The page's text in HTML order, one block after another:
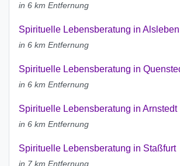
in 6 km Entfernung
Spirituelle Lebensberatung in
in 6 km Entfernung
Spirituelle Lebensberatung in
in 6 km Entfernung
Spirituelle Lebensberatung in Arnstedt
in 6 km Entfernung
Spirituelle Lebensberatung in Staßfurt
in 7 km Entfernung